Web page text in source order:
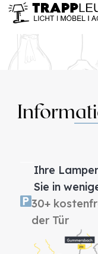
Ihre
Sie in
30+
der Tür